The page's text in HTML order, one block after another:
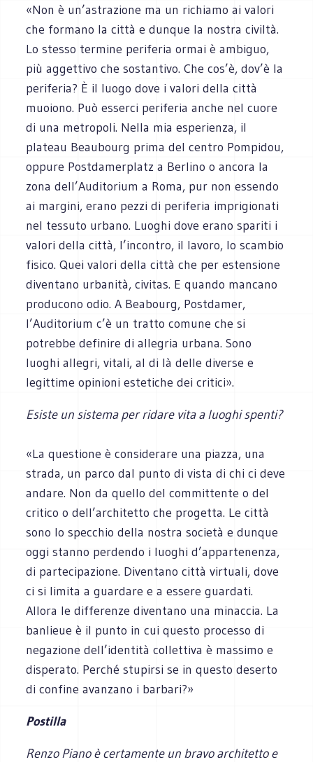
«Non è un’astrazione ma un richiamo ai valori
che formano la città e dunque la nostra civiltà.
Lo stesso termine periferia ormai è ambiguo,
più aggettivo che sostantivo. Che cos’è, dov’è la
periferia? È il luogo dove i valori della città
muoiono. Può esserci periferia anche nel cuore
di una metropoli. Nella mia esperienza, il
plateau Beaubourg prima del centro Pompidou,
oppure Postdamerplatz a Berlino o ancora la
zona dell’Auditorium a Roma, pur non essendo
ai margini, erano pezzi di periferia imprigionati
nel tessuto urbano. Luoghi dove erano spariti i
valori della città, l’incontro, il lavoro, lo scambio
fisico. Quei valori della città che per estensione
diventano urbanità, civitas. E quando mancano
producono odio. A Beabourg, Postdamer,
l’Auditorium c’è un tratto comune che si
potrebbe definire di allegria urbana. Sono
luoghi allegri, vitali, al di là delle diverse e
legittime opinioni estetiche dei critici».
Esiste un sistema per ridare vita a luoghi spenti?
«La questione è considerare una piazza, una
strada, un parco dal punto di vista di chi ci deve
andare. Non da quello del committente o del
critico o dell’architetto che progetta. Le città
sono lo specchio della nostra società e dunque
oggi stanno perdendo i luoghi d’appartenenza,
di partecipazione. Diventano città virtuali, dove
ci si limita a guardare e a essere guardati.
Allora le differenze diventano una minaccia. La
banlieue è il punto in cui questo processo di
negazione dell’identità collettiva è massimo e
disperato. Perché stupirsi se in questo deserto
di confine avanzano i barbari?»
Postilla
Renzo Piano è certamente un bravo architetto e